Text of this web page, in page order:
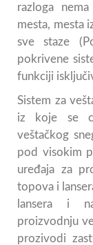
razloga
mesta, mesta
sve staze
pokrivene
funkciji
Sistem za
iz koje se
veštačkog
pod visokim
uređaja za
topova i
lansera i
proizvodnju
prozivodi